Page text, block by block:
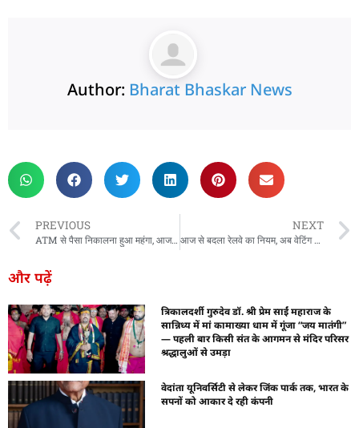
Author: Bharat Bhaskar News
PREVIOUS
ATM से पैसा निकालना हुआ महंगा, आज से हर अतिरिक्त ट्रांजैक्शन पर लगेगा इतना चार्ज
NEXT
आज से बदला रेलवे का नियम, अब वेटिंग टिकट वालों को नहीं मिलेगी स्लीपर और AC कोच में एंट्री
और पढ़ें
त्रिकालदर्शी गुरुदेव डॉ. श्री प्रेम साईं महाराज के
सान्निध्य में मां कामाख्या धाम में गूंजा “जय मातंगी”
— पहली बार किसी संत के आगमन से मंदिर परिसर
श्रद्धालुओं से उमड़ा
वेदांता यूनिवर्सिटी से लेकर जिंक पार्क तक, भारत के
सपनों को आकार दे रही कंपनी